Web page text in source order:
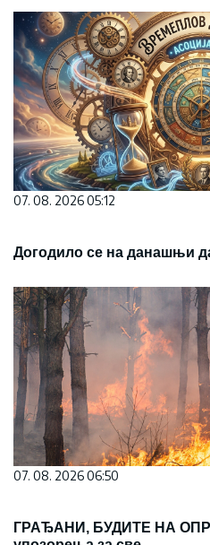
07. 08. 2026 05:12
Догодило се на данашњи
07. 08. 2026 06:50
ГРАЂАНИ, БУДИТЕ НА